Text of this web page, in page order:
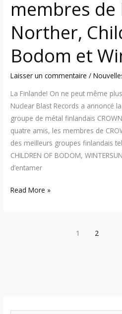
membres
Norther,
Bodom et
Laisser un commentaire /
La Finlande! On ne peut même
Nuclear Blast Records a annoncé
groupe de métal finlandais
quatre amis, les membres de
des meilleurs groupes finlandais
CHILDREN OF BODOM,
d’entamer
Read More »
1 2